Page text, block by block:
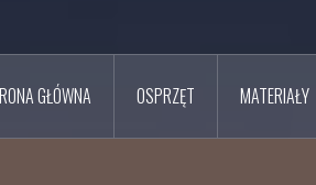
GŁÓWNA OSPRZĘT MATERIAŁY